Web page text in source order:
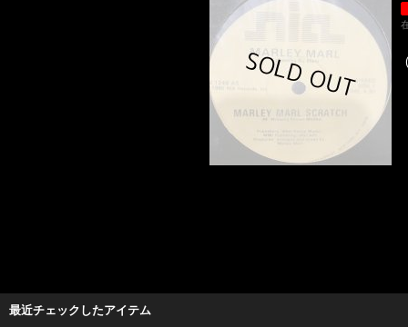
最近チェックしたアイテム